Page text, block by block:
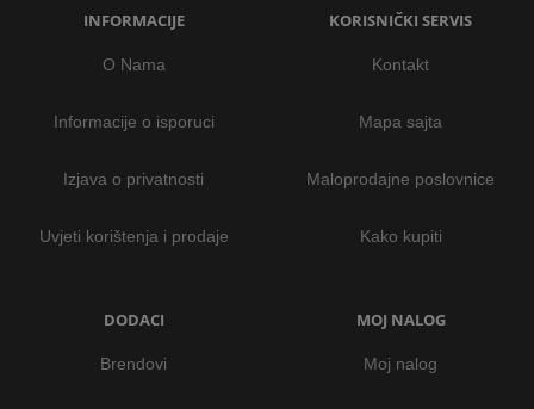
INFORMACIJE
O Nama
Informacije o isporuci
Izjava o privatnosti
Uvjeti korištenja i prodaje
KORISNIČKI SERVIS
Kontakt
Mapa sajta
Maloprodajne poslovnice
Kako kupiti
DODACI
Brendovi
MOJ NALOG
Moj nalog